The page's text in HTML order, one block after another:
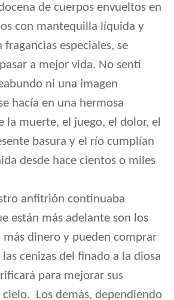
de cuerpos envueltos en
con mantequilla líquida y
especiales, se
a mejor vida. No sentí
ni una imagen
hacía en una hermosa
la muerte, el juego, el dolor, el
basura y el río cumplían
desde hace cientos o miles
anfitrión continuaba
están más adelante son los
más dinero y pueden comprar
cenizas del finado a la diosa
para mejorar sus
cielo. Los demás, dependiendo